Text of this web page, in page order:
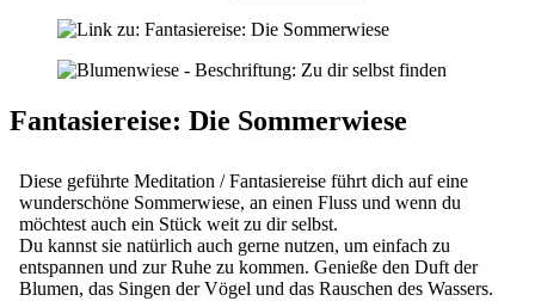
Fantasiereise: Die Sommerwiese
Diese geführte Meditation / Fantasiereise führt dich auf eine
wunderschöne Sommerwiese, an einen Fluss und wenn du
möchtest auch ein Stück weit zu dir selbst.
Du kannst sie natürlich auch gerne nutzen, um einfach zu
entspannen und zur Ruhe zu kommen. Genieße den Duft der
Blumen, das Singen der Vögel und das Rauschen des Wassers.